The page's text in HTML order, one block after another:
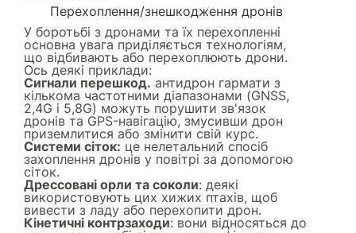
Перехоплення/знешкодження дронів
У боротьбі з дронами та їх перехопленні
основна увага приділяється технологіям,
що відбивають або перехоплюють дрони.
Ось деякі приклади:
Сигнали перешкод. антидрон гармати з
кількома частотними діапазонами (GNSS,
2,4G і 5,8G) можуть порушити зв'язок
дронів та GPS-навігацію, змусивши дрон
приземлитися або змінити свій курс.
Системи сіток: це нелетальний спосіб
захоплення дронів у повітрі за допомогою
сіток.
Дрессовані орли та соколи: деякі
використовують цих хижих птахів, щоб
вивести з ладу або перехопити дрон.
Кінетичні контрзаходи: вони відносяться до